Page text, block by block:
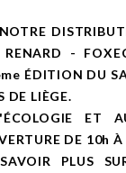
-
ÉDITION DU
DE LIÈGE.
ET
DE 10h
PLUS